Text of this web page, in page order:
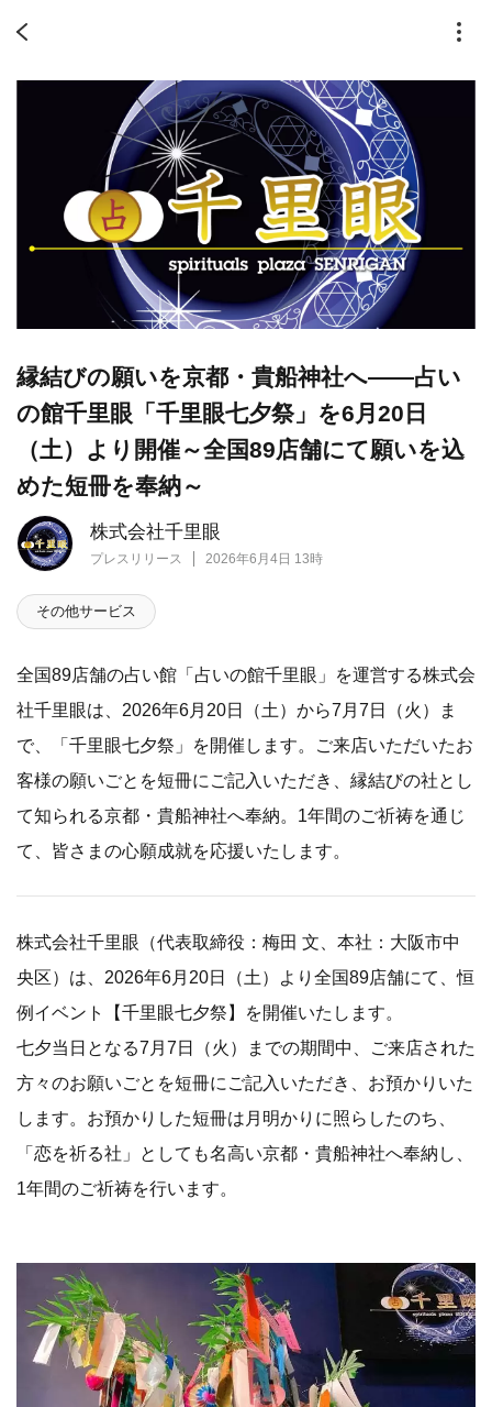
株式会社千里眼
プレスリリース 2026年6月4日 13時
縁結びの願いを京都・貴船神社へ――占い
の館千里眼「千里眼七夕祭」を6月20日
（土）より開催～全国89店舗にて願いを込
めた短冊を奉納～
その他サービス
全国89店舗の占い館「占いの館千里眼」を運営する株式会
社千里眼は、2026年6月20日（土）から7月7日（火）ま
で、「千里眼七夕祭」を開催します。ご来店いただいたお
客様の願いごとを短冊にご記入いただき、縁結びの社とし
て知られる京都・貴船神社へ奉納。1年間のご祈祷を通じ
て、皆さまの心願成就を応援いたします。
株式会社千里眼（代表取締役：梅田 文、本社：大阪市中
央区）は、2026年6月20日（土）より全国89店舗にて、恒
例イベント【千里眼七夕祭】を開催いたします。
七夕当日となる7月7日（火）までの期間中、ご来店された
方々のお願いごとを短冊にご記入いただき、お預かりいた
します。お預かりした短冊は月明かりに照らしたのち、
「恋を祈る社」としても名高い京都・貴船神社へ奉納し、
1年間のご祈祷を行います。